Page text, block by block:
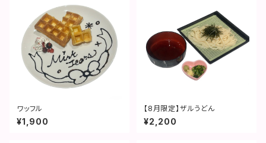
ワッフル
¥1,900
【8月限定】ザルうどん
¥2,200